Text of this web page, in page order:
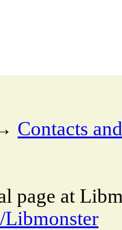
Contacts
page at
Libmonster